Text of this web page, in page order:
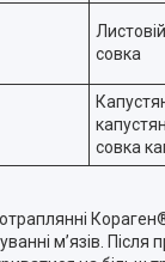
совка
совка
м’язів.